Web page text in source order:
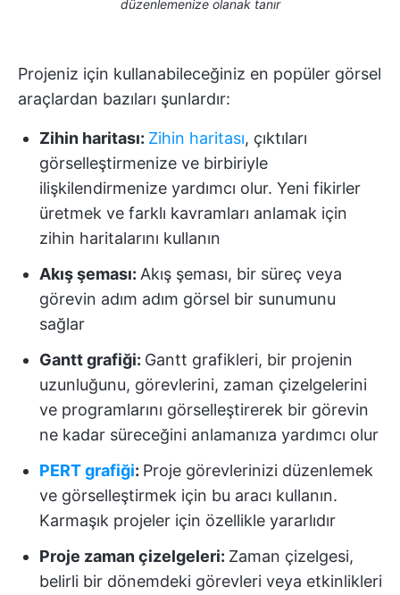
düzenlemenize olanak tanır
Projeniz için kullanabileceğiniz en popüler görsel
araçlardan bazıları şunlardır:
Zihin haritası: Zihin haritası, çıktıları
görselleştirmenize ve birbiriyle
ilişkilendirmenize yardımcı olur. Yeni fikirler
üretmek ve farklı kavramları anlamak için
zihin haritalarını kullanın
Akış şeması: Akış şeması, bir süreç veya
görevin adım adım görsel bir sunumunu
sağlar
Gantt grafiği: Gantt grafikleri, bir projenin
uzunluğunu, görevlerini, zaman çizelgelerini
ve programlarını görselleştirerek bir görevin
ne kadar süreceğini anlamanıza yardımcı olur
PERT grafiği: Proje görevlerinizi düzenlemek
ve görselleştirmek için bu aracı kullanın.
Karmaşık projeler için özellikle yararlıdır
Proje zaman çizelgeleri: Zaman çizelgesi,
belirli bir dönemdeki görevleri veya etkinlikleri